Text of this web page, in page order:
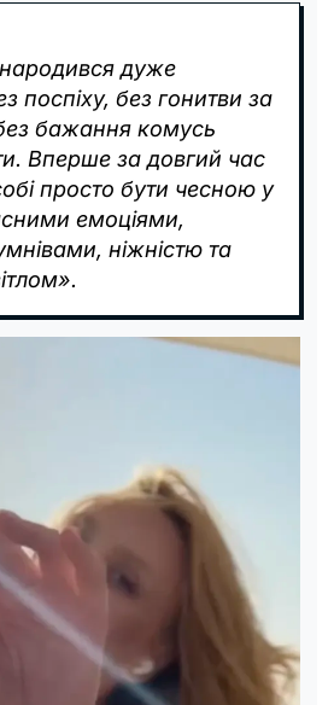
дуже
поспіху, без гонитви за
бажання комусь
Вперше за довгий час
просто бути чесною у
емоціями,
ніжністю та